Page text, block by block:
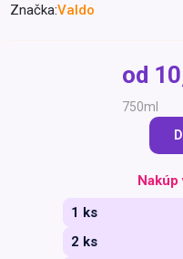
Drogéria a kozmetika
Domácnosť a
Domáci miláčikovia
Lekáreň
Značka:Valdo
od
750ml
Nakúp
1 ks
2 ks